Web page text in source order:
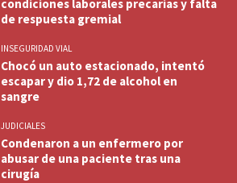
condiciones laborales precarias y falta
de respuesta gremial
INSEGURIDAD VIAL
Chocó un auto estacionado, intentó
escapar y dio 1,72 de alcohol en
sangre
JUDICIALES
Condenaron a un enfermero por
abusar de una paciente tras una
cirugía